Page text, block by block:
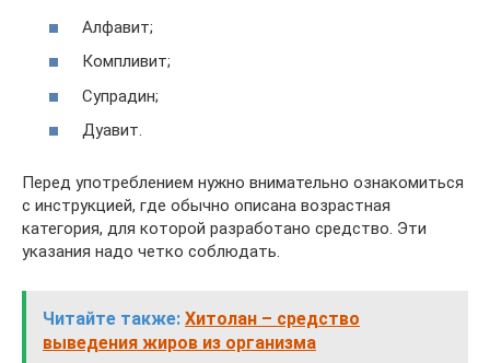
Алфавит;
Компливит;
Супрадин;
Дуавит.
Перед употреблением нужно внимательно ознакомиться
с инструкцией, где обычно описана возрастная
категория, для которой разработано средство. Эти
указания надо четко соблюдать.
Читайте также: Хитолан – средство
выведения жиров из организма